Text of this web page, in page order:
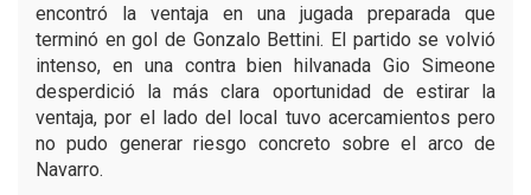
encontró la ventaja en una jugada preparada que
terminó en gol de Gonzalo Bettini. El partido se volvió
intenso, en una contra bien hilvanada Gio Simeone
desperdició la más clara oportunidad de estirar la
ventaja, por el lado del local tuvo acercamientos pero
no pudo generar riesgo concreto sobre el arco de
Navarro.